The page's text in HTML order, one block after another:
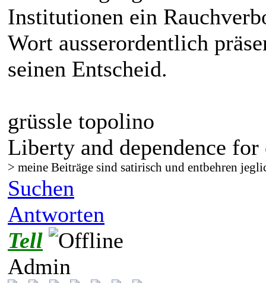
Institutionen ein
Wort ausserordentlich
seinen Entscheid.
grüssle topolino
Liberty and dependence for
> meine Beiträge sind satirisch und entbehren
Suchen
Antworten
Tell
Admin